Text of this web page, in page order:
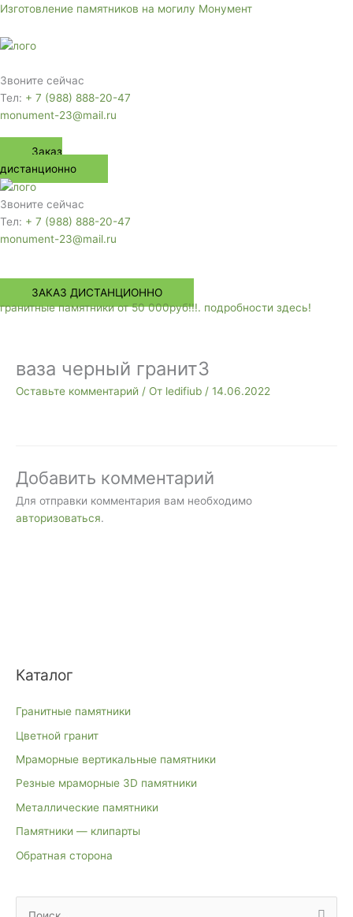
Перейти
содержимому
Изготовление памятников на могилу Монумент
Звоните сейчас
Тел: + 7 (988) 888-20-47
monument-23@mail.ru
Заказ
дистанционно
Звоните сейчас
Тел: + 7 (988) 888-20-47
monument-23@mail.ru
Меню
ЗАКАЗ ДИСТАНЦИОННО
гранитные памятники от 50 000руб!!!. подробности здесь!
Каталог
Гранитные памятники
Цветной гранит
Мраморные вертикальные памятники
Резные мраморные 3D памятники
Металлические памятники
Памятники — клипарты
Обратная сторона
ваза черный гранит3
Оставьте комментарий / От ledifiub / 14.06.2022
Добавить комментарий
Для отправки комментария вам необходимо
авторизоваться.